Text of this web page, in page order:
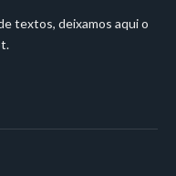
textos, deixamos aqui o
.